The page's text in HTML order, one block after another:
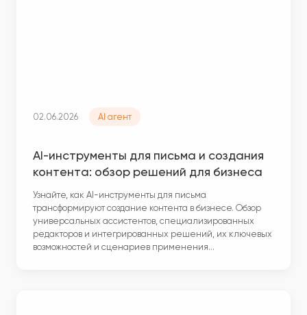
02.06.2026 AI агент
AI-инструменты для письма и создания
контента: обзор решений для бизнеса
Узнайте, как AI-инструменты для письма
трансформируют создание контента в бизнесе. Обзор
универсальных ассистентов, специализированных
редакторов и интегрированных решений, их ключевых
возможностей и сценариев применения…